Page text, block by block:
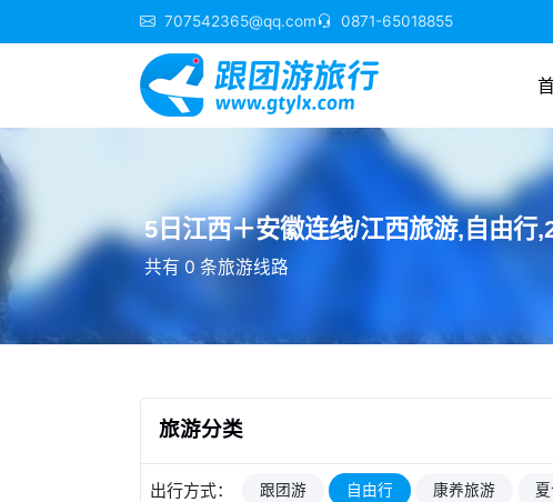
707542365@qq.com 0871-65018855
5日江西＋安徽连线/江西旅游,自由行
共有 0 条旅游线路
旅游分类
出行方式： 跟团游 自由行 康养旅游